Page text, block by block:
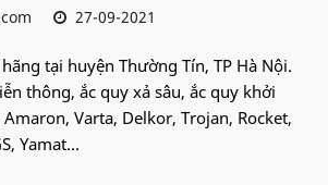
27-09-2021
tại huyện Thường Tín, TP Hà Nội.
thông, ắc quy xả sâu, ắc quy khởi
Varta, Delkor, Trojan, Rocket,
Yamat...